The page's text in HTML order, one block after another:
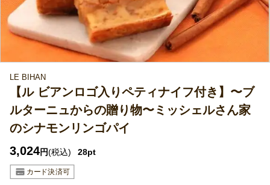
LE BIHAN
【ル ビアンロゴ入りペティナイフ付き】〜ブ
ルターニュからの贈り物〜ミッシェルさん家
のシナモンリンゴパイ
3,024円(税込) 28pt